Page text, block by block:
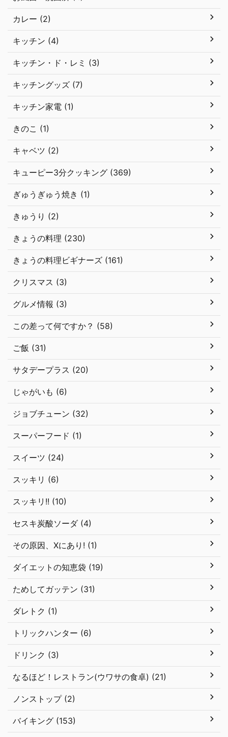
カレー (2)
キッチン (4)
キッチン・ド・レミ (3)
キッチングッズ (7)
キッチン家電 (1)
きのこ (1)
キャベツ (2)
キューピー3分クッキング (369)
ぎゅうぎゅう焼き (1)
きゅうり (2)
きょうの料理 (230)
きょうの料理ビギナーズ (161)
クリスマス (3)
グルメ情報 (3)
この差って何ですか？ (58)
ご飯 (31)
サタデープラス (20)
じゃがいも (6)
ジョブチューン (32)
スーパーフード (1)
スイーツ (24)
スッキリ (6)
スッキリ!! (10)
セスキ炭酸ソーダ (4)
その原因、Xにあり! (1)
ダイエットの知恵袋 (19)
ためしてガッテン (31)
ダレトク (1)
トリックハンター (6)
ドリンク (3)
なるほど！レストラン(ウワサの食卓) (21)
ノンストップ (2)
バイキング (153)